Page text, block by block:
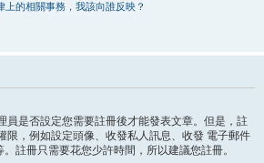
的相關事務，我該向誰反映？
員是否設定您需要註冊後才能發表文章。但是，註
限，例如設定頭像、收發私人訊息、收發 電子郵件
註冊只需要花您少許時間，所以建議您註冊。